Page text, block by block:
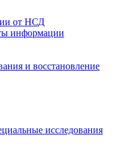
от НСД
информации
и восстановление
исследования